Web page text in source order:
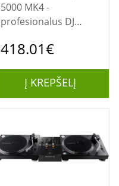
5000 MK4 -
profesionalus DJ
418.01€
Į KREPŠELĮ